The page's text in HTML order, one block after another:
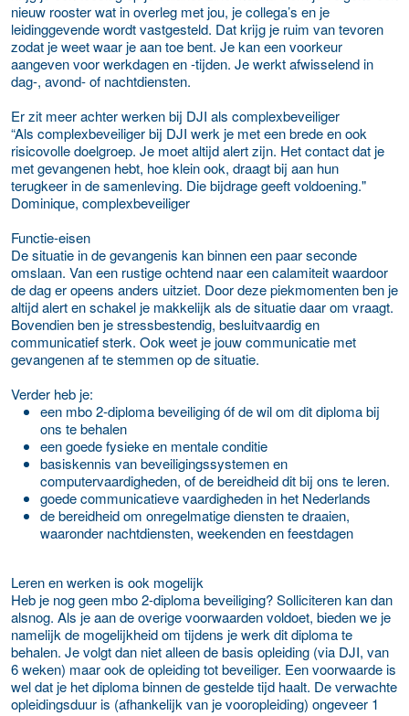
nieuw rooster wat in overleg met jou, je collega’s en je
leidinggevende wordt vastgesteld. Dat krijg je ruim van tevoren
zodat je weet waar je aan toe bent. Je kan een voorkeur
aangeven voor werkdagen en -tijden. Je werkt afwisselend in
dag-, avond- of nachtdiensten.
Er zit meer achter werken bij DJI als complexbeveiliger
“Als complexbeveiliger bij DJI werk je met een brede en ook
risicovolle doelgroep. Je moet altijd alert zijn. Het contact dat je
met gevangenen hebt, hoe klein ook, draagt bij aan hun
terugkeer in de samenleving. Die bijdrage geeft voldoening."
Dominique, complexbeveiliger
Functie-eisen
De situatie in de gevangenis kan binnen een paar seconde
omslaan. Van een rustige ochtend naar een calamiteit waardoor
de dag er opeens anders uitziet. Door deze piekmomenten ben je
altijd alert en schakel je makkelijk als de situatie daar om vraagt.
Bovendien ben je stressbestendig, besluitvaardig en
communicatief sterk. Ook weet je jouw communicatie met
gevangenen af te stemmen op de situatie.
Verder heb je:
een mbo 2-diploma beveiliging óf de wil om dit diploma bij
ons te behalen
een goede fysieke en mentale conditie
basiskennis van beveiligingssystemen en
computervaardigheden, of de bereidheid dit bij ons te leren.
goede communicatieve vaardigheden in het Nederlands
de bereidheid om onregelmatige diensten te draaien,
waaronder nachtdiensten, weekenden en feestdagen
Leren en werken is ook mogelijk
Heb je nog geen mbo 2-diploma beveiliging? Solliciteren kan dan
alsnog. Als je aan de overige voorwaarden voldoet, bieden we je
namelijk de mogelijkheid om tijdens je werk dit diploma te
behalen. Je volgt dan niet alleen de basis opleiding (via DJI, van
6 weken) maar ook de opleiding tot beveiliger. Een voorwaarde is
wel dat je het diploma binnen de gestelde tijd haalt. De verwachte
opleidingsduur is (afhankelijk van je vooropleiding) ongeveer 1